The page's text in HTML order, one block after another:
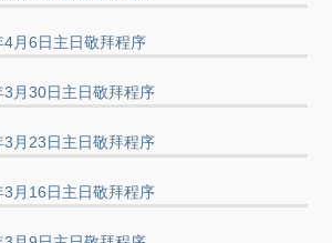
月6日主日敬拜程序
月30日主日敬拜程序
月23日主日敬拜程序
月16日主日敬拜程序